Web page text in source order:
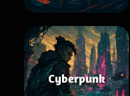
Cyberpunk